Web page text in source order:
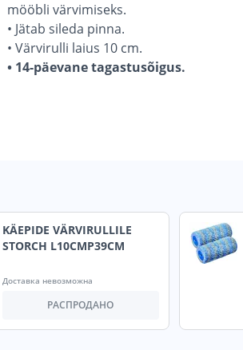
mööbli värvimiseks.
• Jätab sileda pinna.
• Värvirulli laius 10 cm.
• 14-päevane tagastusõigus.
KÄEPIDE VÄRVIRULLILE
STORCH L10CMP39CM
Доставка невозможна
РАСПРОДАНО